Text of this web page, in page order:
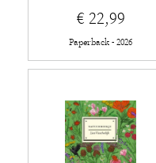
€ 22,99
Paperback - 2026